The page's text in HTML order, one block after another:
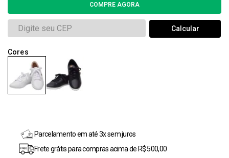
Parcelamento em até 3x sem juros
Frete grátis para compras acima de R$ 500,00